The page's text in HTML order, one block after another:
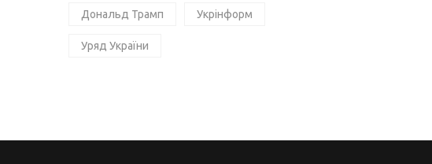
Дональд Трамп Укрінформ
Уряд України